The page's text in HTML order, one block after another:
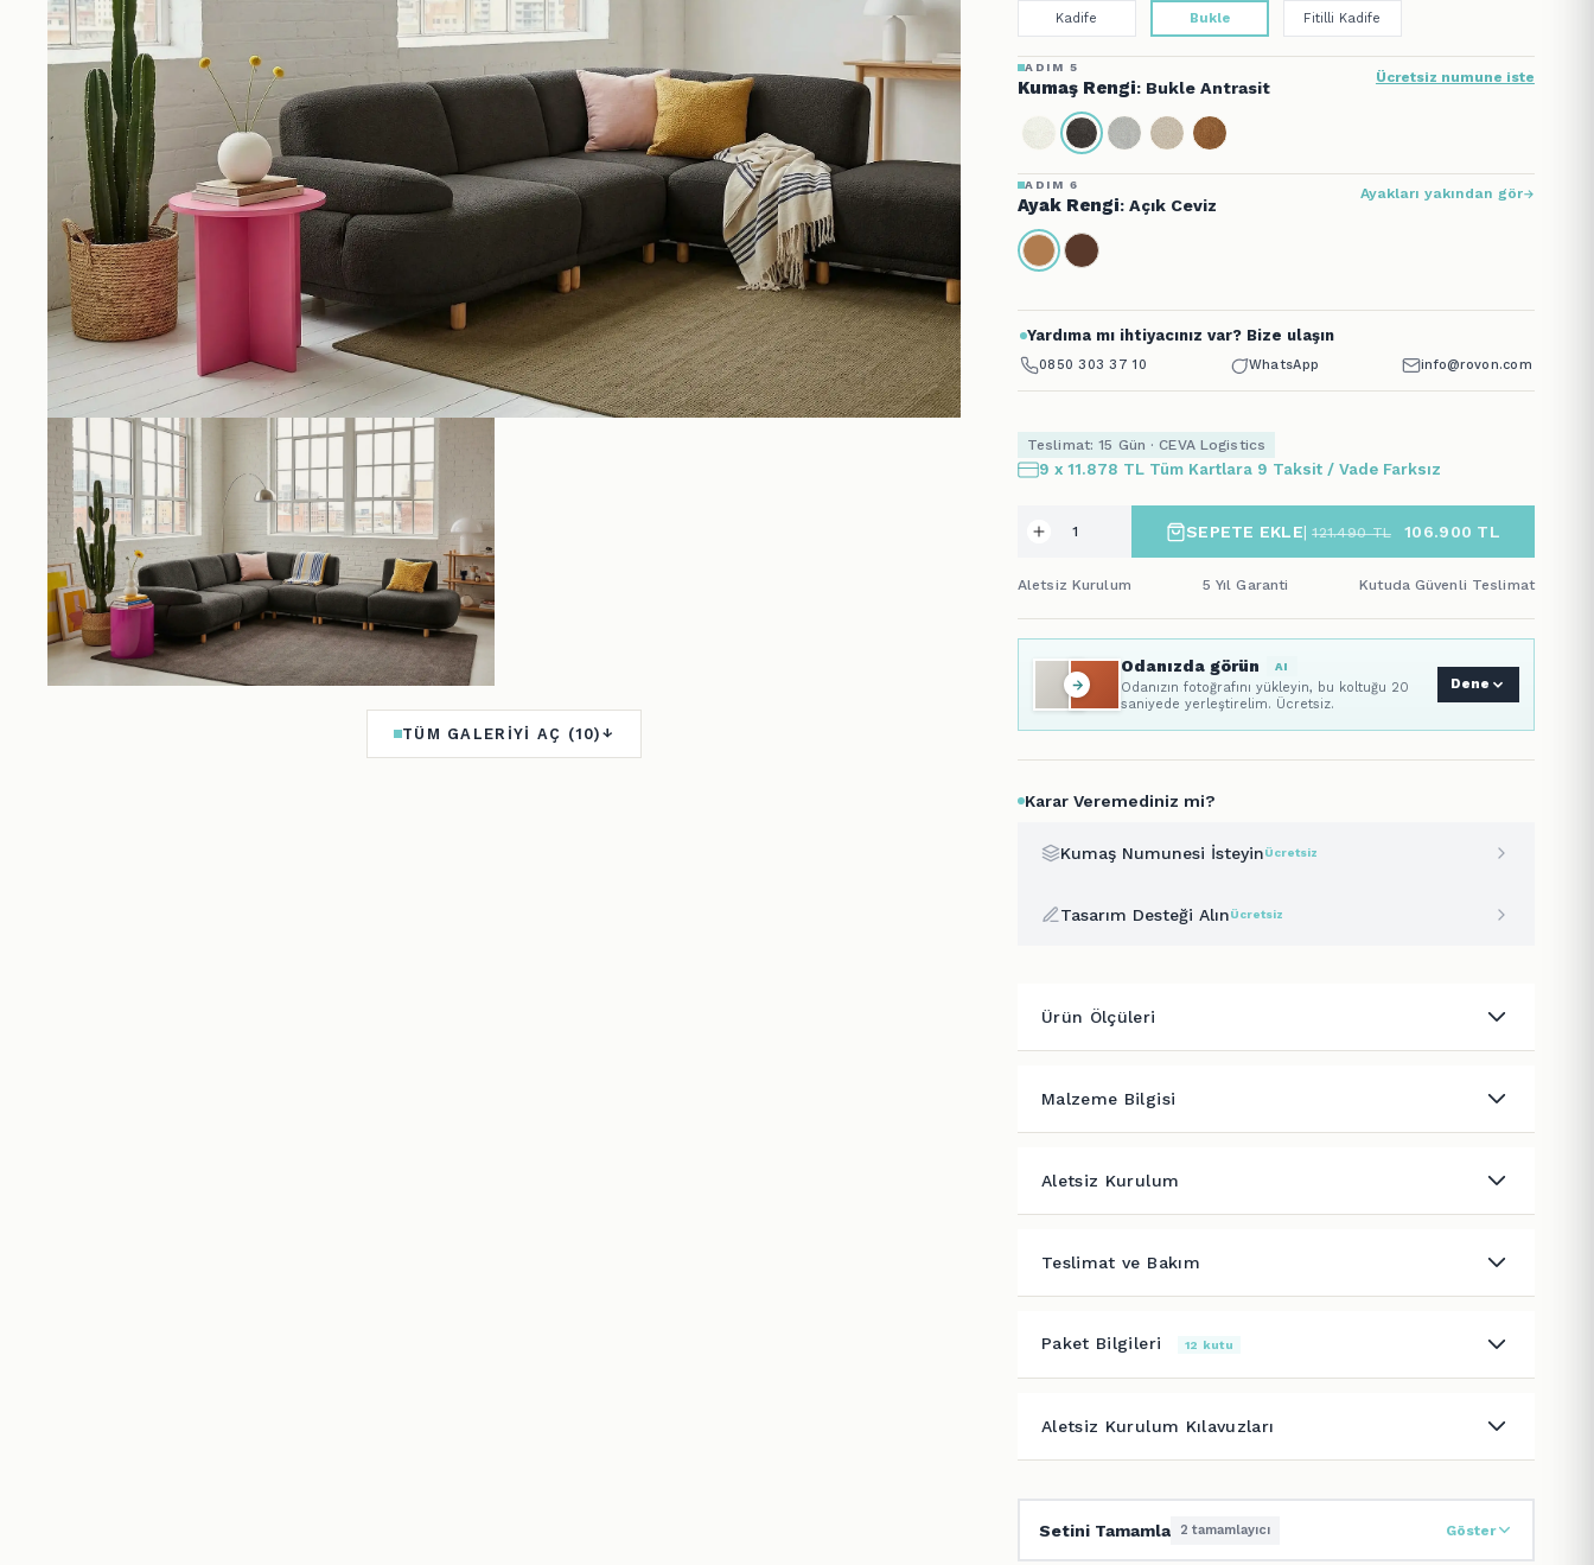
TÜM GALERIYI AÇ (10)
Kadife Bukle Fitilli Kadife
ADIM 5
Kumaş Rengi: Bukle Antrasit
Ücretsiz numune iste
ADIM 6
Ayak Rengi: Açık Ceviz
Ayakları yakından gör
Yardıma mı ihtiyacınız var? Bize ulaşın
0850 303 37 10 WhatsApp info@rovon.com
Teslimat: 15 Gün · CEVA Logistics
9 x 11.878 TL Tüm Kartlara 9 Taksit / Vade Farksız
SEPETE EKLE| 121.490TL 106.900 TL
Aletsiz Kurulum 5 Yıl Garanti Kutuda Güvenli Teslimat
Odanızda görün AI
Odanızın fotoğrafını yükleyin, bu koltuğu 20
saniyede yerleştirelim. Ücretsiz.
Dene
Karar Veremediniz mi?
Kumaş Numunesi İsteyinÜcretsiz
Tasarım Desteği AlınÜcretsiz
Ürün Ölçüleri
Malzeme Bilgisi
Aletsiz Kurulum
Teslimat ve Bakım
Paket Bilgileri 12 kutu
Aletsiz Kurulum Kılavuzları
Setini Tamamla 2 tamamlayıcı Göster